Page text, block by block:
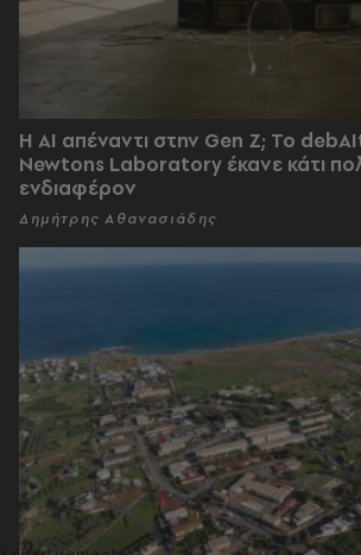
Η AI απέναντι στην Gen Z; Το
Newtons Laboratory έκανε κάτι
ενδιαφέρον
Δημήτρης Αθανασιάδης